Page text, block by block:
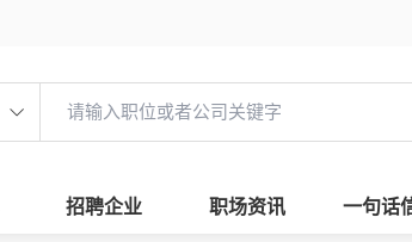
招聘企业 职场资讯 一句话